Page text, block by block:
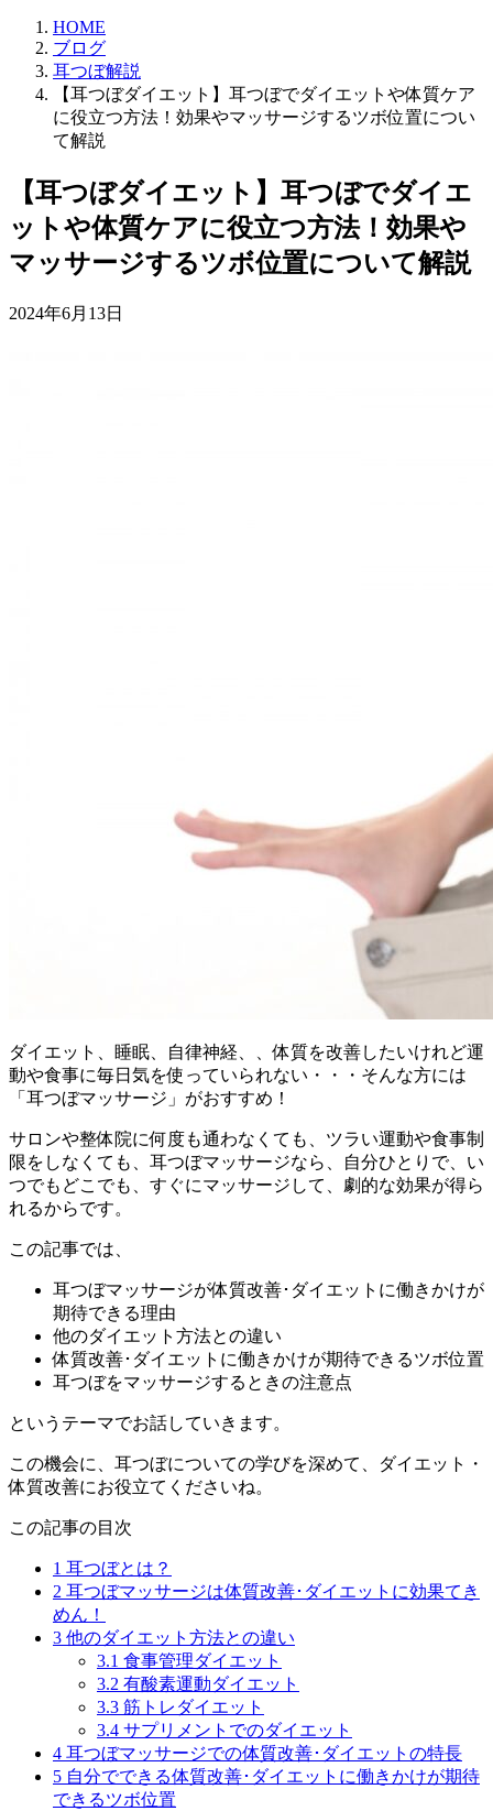
HOME
ブログ
耳つぼ解説
【耳つぼダイエット】耳つぼでダイエットや体質ケア
に役立つ方法！効果やマッサージするツボ位置につい
て解説
【耳つぼダイエット】耳つぼでダイエ
ットや体質ケアに役立つ方法！効果や
マッサージするツボ位置について解説
2024年6月13日
ダイエット、睡眠、自律神経、、体質を改善したいけれど運
動や食事に毎日気を使っていられない・・・そんな方には
「耳つぼマッサージ」がおすすめ！
サロンや整体院に何度も通わなくても、ツラい運動や食事制
限をしなくても、耳つぼマッサージなら、自分ひとりで、い
つでもどこでも、すぐにマッサージして、劇的な効果が得ら
れるからです。
この記事では、
耳つぼマッサージが体質改善･ダイエットに働きかけが
期待できる理由
他のダイエット方法との違い
体質改善･ダイエットに働きかけが期待できるツボ位置
耳つぼをマッサージするときの注意点
というテーマでお話していきます。
この機会に、耳つぼについての学びを深めて、ダイエット・
体質改善にお役立てくださいね。
この記事の目次
1 耳つぼとは？
2 耳つぼマッサージは体質改善･ダイエットに効果てき
めん！
3 他のダイエット方法との違い
3.1 食事管理ダイエット
3.2 有酸素運動ダイエット
3.3 筋トレダイエット
3.4 サプリメントでのダイエット
4 耳つぼマッサージでの体質改善･ダイエットの特長
5 自分でできる体質改善･ダイエットに働きかけが期待
できるツボ位置